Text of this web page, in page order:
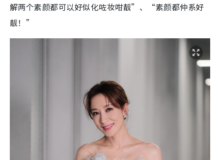
解两个素颜都可以好似化咗妆咁靓”、“素颜都仲系好
靓！”